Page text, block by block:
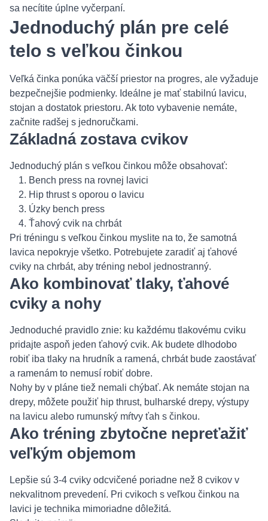
sa necítite úplne vyčerpaní.
Jednoduchý plán pre celé
telo s veľkou činkou
Veľká činka ponúka väčší priestor na progres, ale vyžaduje
bezpečnejšie podmienky. Ideálne je mať stabilnú lavicu,
stojan a dostatok priestoru. Ak toto vybavenie nemáte,
začnite radšej s jednoručkami.
Základná zostava cvikov
Jednoduchý plán s veľkou činkou môže obsahovať:
Bench press na rovnej lavici
Hip thrust s oporou o lavicu
Úzky bench press
Ťahový cvik na chrbát
Pri tréningu s veľkou činkou myslite na to, že samotná
lavica nepokryje všetko. Potrebujete zaradiť aj ťahové
cviky na chrbát, aby tréning nebol jednostranný.
Ako kombinovať tlaky, ťahové
cviky a nohy
Jednoduché pravidlo znie: ku každému tlakovému cviku
pridajte aspoň jeden ťahový cvik. Ak budete dlhodobo
robiť iba tlaky na hrudník a ramená, chrbát bude zaostávať
a ramenám to nemusí robiť dobre.
Nohy by v pláne tiež nemali chýbať. Ak nemáte stojan na
drepy, môžete použiť hip thrust, bulharské drepy, výstupy
na lavicu alebo rumunský mŕtvy ťah s činkou.
Ako tréning zbytočne nepreťažiť
veľkým objemom
Lepšie sú 3-4 cviky odcvičené poriadne než 8 cvikov v
nekvalitnom prevedení. Pri cvikoch s veľkou činkou na
lavici je technika mimoriadne dôležitá.